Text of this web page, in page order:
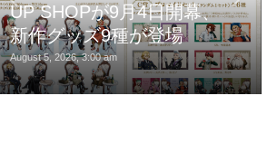
UP SHOPが9月4日開幕、
新作グッズ9種が登場
August 5, 2026, 3:00 am